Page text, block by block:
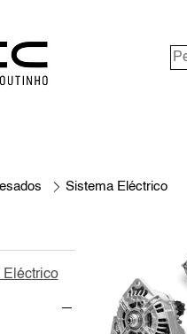
Sistema Eléctrico
Eléctrico